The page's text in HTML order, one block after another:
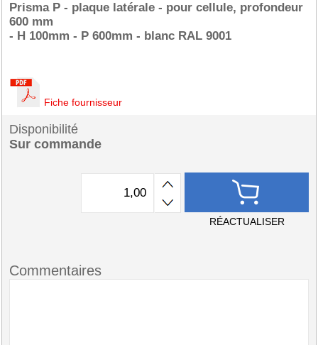
Prisma P - plaque latérale - pour cellule, profondeur
600 mm
- H 100mm - P 600mm - blanc RAL 9001
Fiche fournisseur
Disponibilité
Sur commande
RÉACTUALISER
Commentaires